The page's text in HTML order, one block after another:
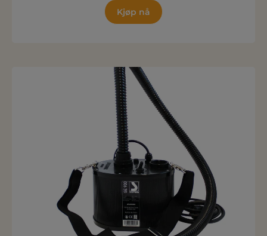
Kjøp nå